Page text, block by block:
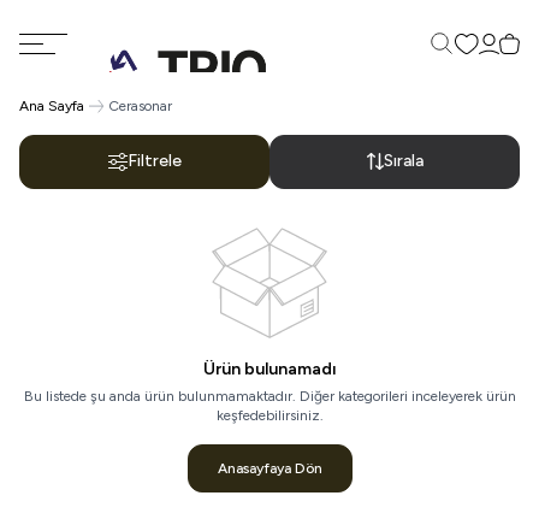
Favorilerim
Ana Sayfa Cerasonar
Filtrele Sırala
Ürün bulunamadı
Bu listede şu anda ürün bulunmamaktadır. Diğer kategorileri inceleyerek ürün
keşfedebilirsiniz.
Anasayfaya Dön